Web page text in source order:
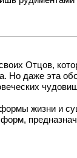
Отцов,
даже эта
жизни и